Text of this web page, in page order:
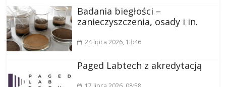
Badania biegłości –
zanieczyszczenia, osady i in.
24 lipca 2026, 13:46
Paged Labtech z akredytacją